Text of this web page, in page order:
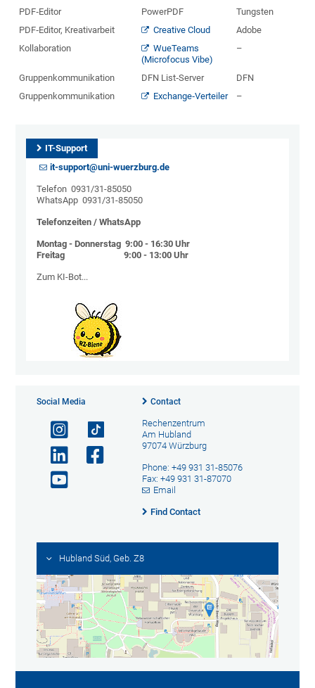
PDF‑Editor
PowerPDF
Tungsten
PDF‑Editor, Kreativarbeit
Creative Cloud
Adobe
Kollaboration
WueTeams
(Microfocus Vibe)
–
Gruppenkommunikation DFN List‑Server
DFN
Gruppenkommunikation
Exchange‑Verteiler –
IT-Support
it-support@uni-wuerzburg.de
Telefon 0931/31-85050
WhatsApp 0931/31-85050
Telefonzeiten / WhatsApp
Montag - Donnerstag 9:00 - 16:30 Uhr
Freitag 9:00 - 13:00 Uhr
Zum KI-Bot...
Social Media Contact
Rechenzentrum
Am Hubland
97074 Würzburg
Phone: +49 931 31-85076
Fax: +49 931 31-87070
Email
Find Contact
Hubland Süd, Geb. Z8